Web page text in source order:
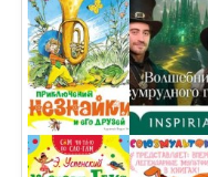
18
19
20
21
22